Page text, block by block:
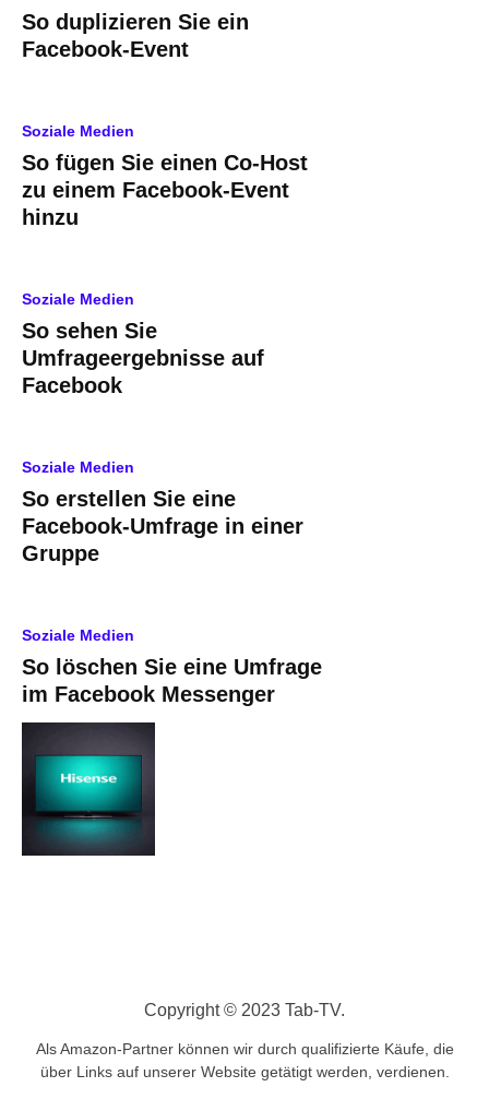
So duplizieren Sie ein
Facebook-Event
Soziale Medien
So fügen Sie einen Co-Host
zu einem Facebook-Event
hinzu
Soziale Medien
So sehen Sie
Umfrageergebnisse auf
Facebook
Soziale Medien
So erstellen Sie eine
Facebook-Umfrage in einer
Gruppe
Soziale Medien
So löschen Sie eine Umfrage
im Facebook Messenger
Copyright © 2023 Tab-TV.
Als Amazon-Partner können wir durch qualifizierte Käufe, die
über Links auf unserer Website getätigt werden, verdienen.